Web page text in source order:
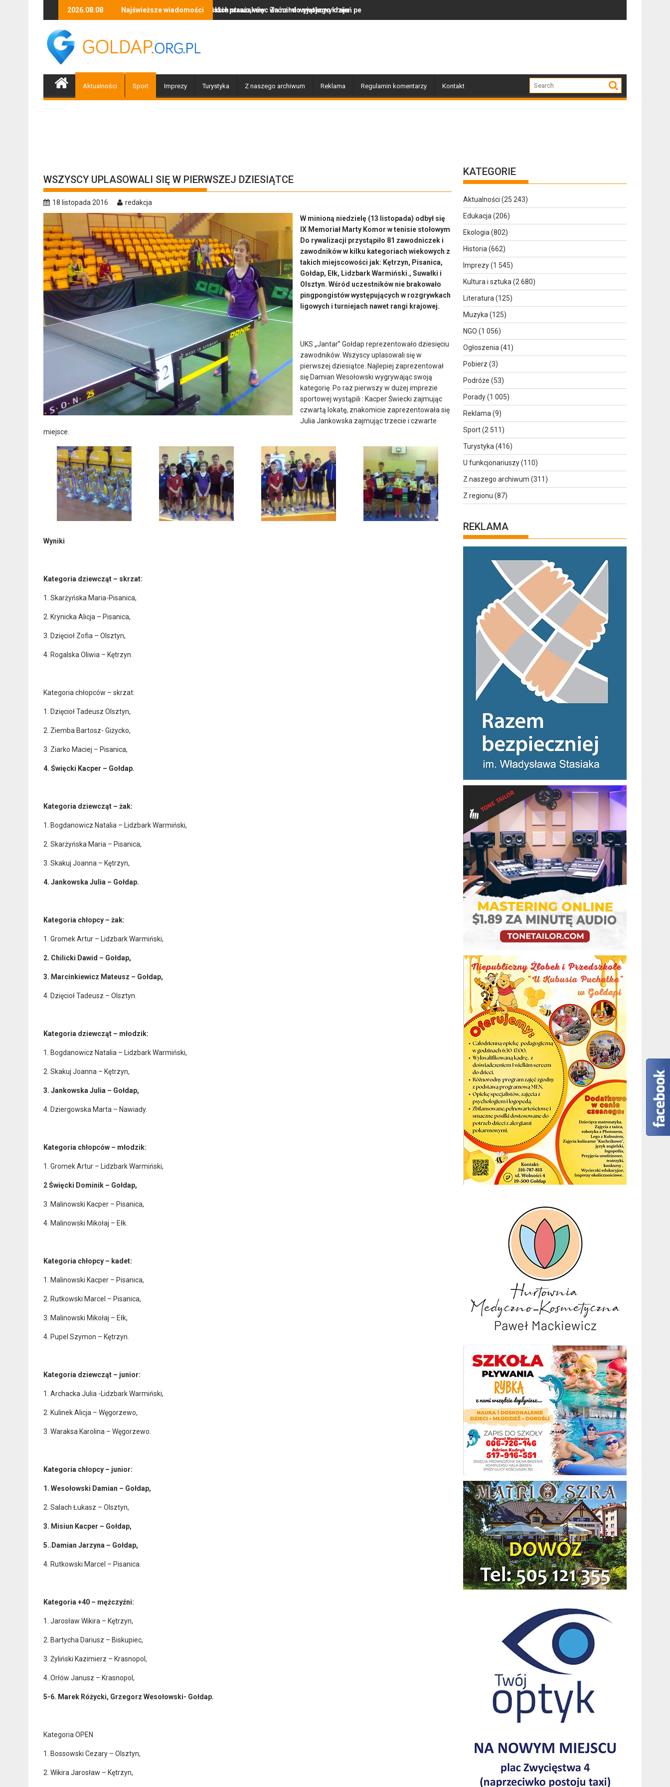
2026.08.08 Najświeższe wiadomości
– pracowita służba gołdapskich strażaków
Cudzoziemiec lekceważył polskie prawo, więc wrócił do swojego krajuZa nami wyjątkowy dzień pełen muzyki, tańca i niezapomnianych emocji!
Aktualności Sport Imprezy Turystyka Z naszego archiwum Reklama Regulamin komentarzy Kontakt
WSZYSCY UPLASOWALI SIĘ W PIERWSZEJ DZIESIĄTCE
18 listopada 2016
redakcja
W minioną niedzielę (13 listopada) odbył się
IX Memoriał Marty Komor w tenisie stołowym
Do rywalizacji przystąpiło 81 zawodniczek i
zawodników w kilku kategoriach wiekowych z
takich miejscowości jak: Kętrzyn, Pisanica,
Gołdap, Ełk, Lidzbark Warmiński., Suwałki i
Olsztyn. Wśród uczestników nie brakowało
pingpongistów występujących w rozgrywkach
ligowych i turniejach nawet rangi krajowej.
UKS „Jantar” Gołdap reprezentowało dziesięciu
zawodników. Wszyscy uplasowali się w
pierwszej dziesiątce. Najlepiej zaprezentował
się Damian Wesołowski wygrywając swoją
kategorię. Po raz pierwszy w dużej imprezie
sportowej wystąpili : Kacper Świecki zajmując
czwartą lokatę, znakomicie zaprezentowała się
Julia Jankowska zajmując trzecie i czwarte
miejsce.
Wyniki
Kategoria dziewcząt – skrzat:
1. Skarżyńska Maria-Pisanica,
2. Krynicka Alicja – Pisanica,
3. Dzięcioł Zofia – Olsztyn,
4. Rogalska Oliwia – Kętrzyn.
Kategoria chłopców – skrzat:
1. Dzięcioł Tadeusz Olsztyn,
2. Ziemba Bartosz- Giżycko,
3. Ziarko Maciej – Pisanica,
4. Święcki Kacper – Gołdap.
Kategoria dziewcząt – żak:
1. Bogdanowicz Natalia – Lidzbark Warmiński,
2. Skarżyńska Maria – Pisanica,
3. Skakuj Joanna – Kętrzyn,
4. Jankowska Julia – Gołdap.
Kategoria chłopcy – żak:
1. Gromek Artur – Lidzbark Warmiński,
2. Chilicki Dawid – Gołdap,
3. Marcinkiewicz Mateusz – Gołdap,
4. Dzięcioł Tadeusz – Olsztyn.
Kategoria dziewcząt – młodzik:
1. Bogdanowicz Natalia – Lidzbark Warmiński,
2. Skakuj Joanna – Kętrzyn,
3. Jankowska Julia – Gołdap,
4. Dziergowska Marta – Nawiady.
Kategoria chłopców – młodzik:
1. Gromek Artur – Lidzbark Warmiński,
2 Święcki Dominik – Gołdap,
3. Malinowski Kacper – Pisanica,
4. Malinowski Mikołaj – Ełk.
Kategoria chłopcy – kadet:
1. Malinowski Kacper – Pisanica,
2. Rutkowski Marcel – Pisanica,
3. Malinowski Mikołaj – Ełk,
4. Pupel Szymon – Kętrzyn.
Kategoria dziewcząt – junior:
1. Archacka Julia -Lidzbark Warmiński,
2. Kulinek Alicja – Węgorzewo,
3. Waraksa Karolina – Węgorzewo.
Kategoria chłopcy – junior:
1. Wesołowski Damian – Gołdap,
2. Salach Łukasz – Olsztyn,
3. Misiun Kacper – Gołdap,
5..Damian Jarzyna – Gołdap,
4. Rutkowski Marcel – Pisanica.
Kategoria +40 – mężczyźni:
1. Jarosław Wikira – Kętrzyn,
2. Bartycha Dariusz – Biskupiec,
3. Żyliński Kazimierz – Krasnopol,
4..Orłów Janusz – Krasnopol,
5-6. Marek Różycki, Grzegorz Wesołowski- Gołdap.
Kategoria OPEN
1. Bossowski Cezary – Olsztyn,
2. Wikira Jarosław – Kętrzyn,
KATEGORIE
Aktualności (25 243)
Edukacja (206)
Ekologia (802)
Historia (662)
Imprezy(1 545)
Kultura i sztuka (2 680)
Literatura (125)
Muzyka (125)
NGO (1 056)
Ogłoszenia (41)
Pobierz (3)
Podróże (53)
Porady(1 005)
Reklama (9)
Sport(2 511)
Turystyka (416)
U funkcjonariuszy(110)
Z naszego archiwum (311)
Z regionu (87)
REKLAMA